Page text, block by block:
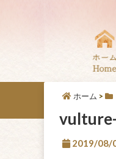
ホーム >
2019/08/